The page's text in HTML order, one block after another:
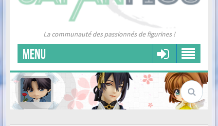
La communauté des passionnés de figurines !
MENU